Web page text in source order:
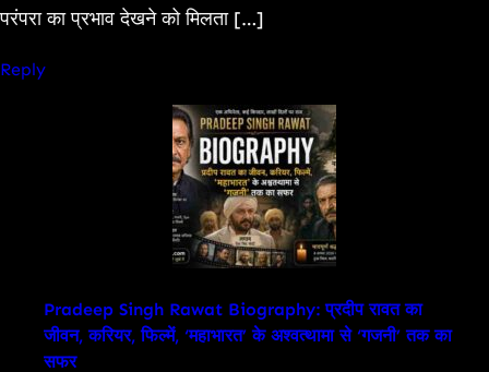
परंपरा का प्रभाव देखने को मिलता […]
Reply
Pradeep Singh Rawat Biography: प्रदीप रावत का
जीवन, करियर, फिल्में, ‘महाभारत’ के अश्वत्थामा से ‘गजनी’ तक का
सफर